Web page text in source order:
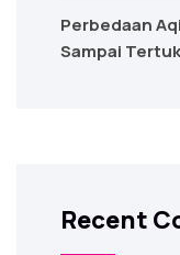
Perbedaan
Sampai
Recent